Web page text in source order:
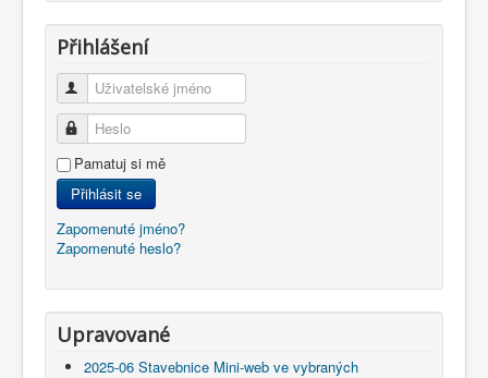
Přihlášení
Uživatelské jméno
Heslo
Pamatuj si mě
Přihlásit se
Zapomenuté jméno?
Zapomenuté heslo?
Upravované
2025-06 Stavebnice Mini-web ve vybraných